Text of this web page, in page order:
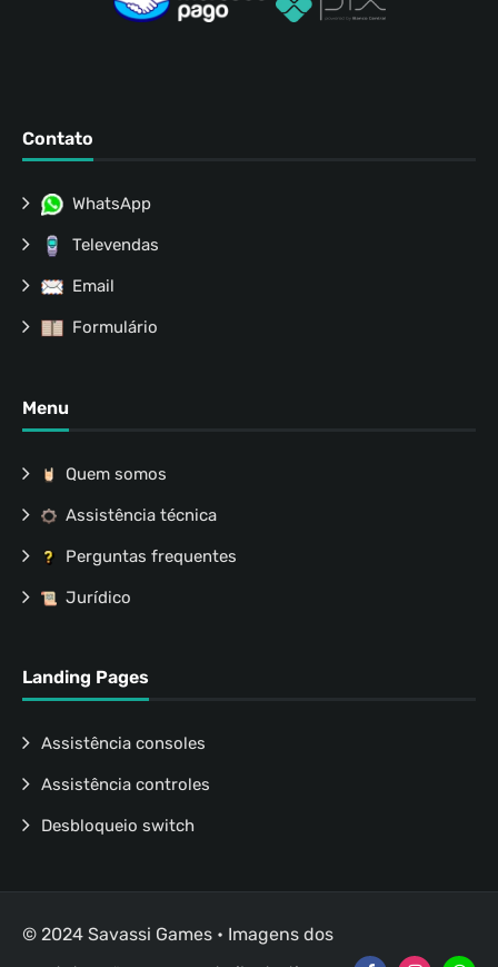
Contato
WhatsApp
Televendas
Email
Formulário
Menu
Quem somos
Assistência técnica
Perguntas frequentes
Jurídico
Landing Pages
Assistência consoles
Assistência controles
Desbloqueio switch
© 2024 Savassi Games • Imagens dos